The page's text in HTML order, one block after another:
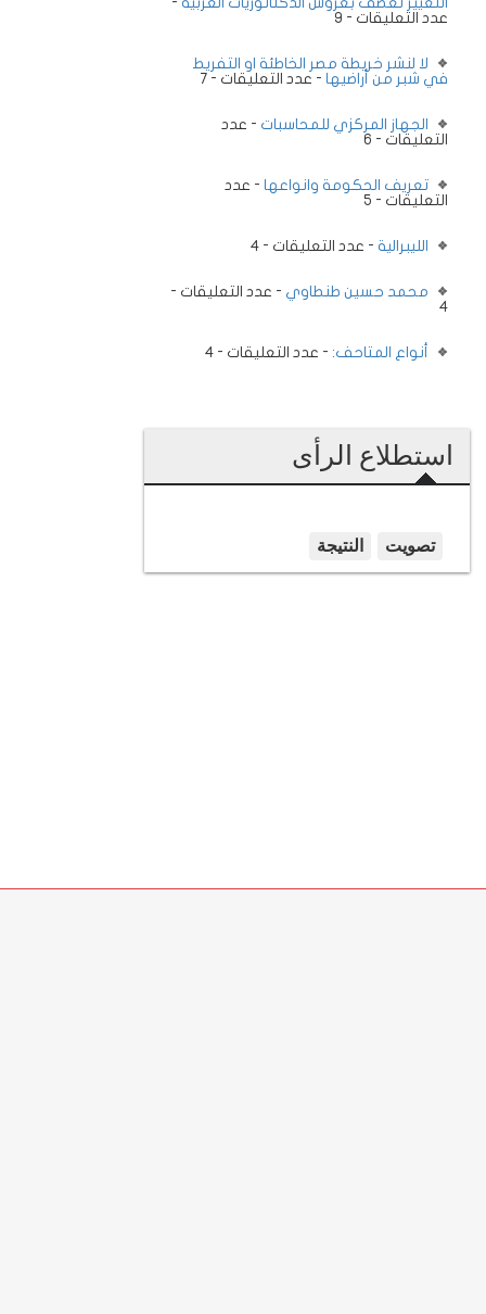
عدد التعليقات - 9
لا لنشر خريطة مصر الخاطئة او التفريط
في شبر من أراضيها - عدد التعليقات - 7
الجهاز المركزي للمحاسبات - عدد
التعليقات - 6
تعريف الحكومة وانواعها - عدد
التعليقات - 5
الليبرالية - عدد التعليقات - 4
محمد حسين طنطاوي - عدد التعليقات -
4
أنواع المتاحف: - عدد التعليقات - 4
استطلاع الرأى